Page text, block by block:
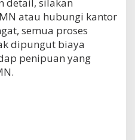
detail, silakan
atau hubungi kantor
semua proses
dipungut biaya
penipuan yang